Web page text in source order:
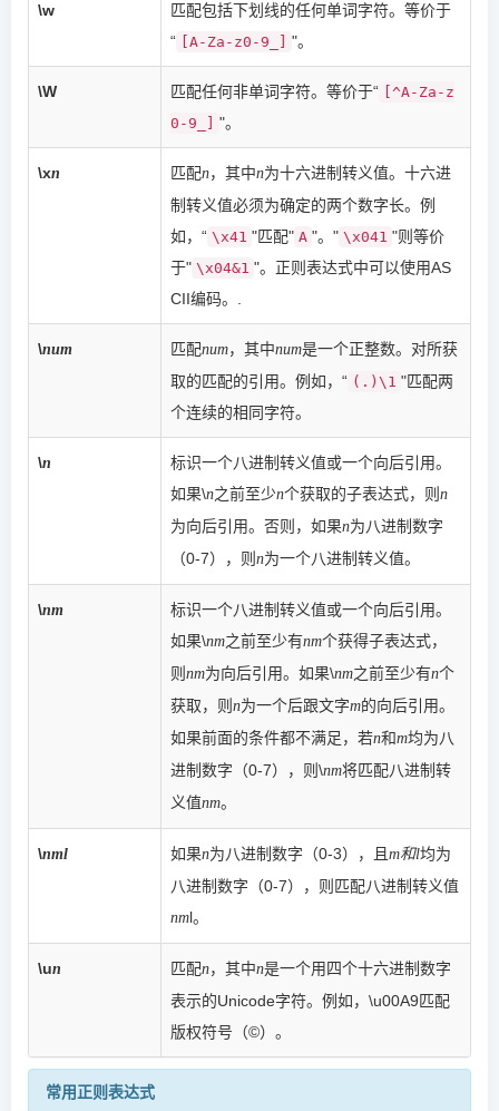
\w
匹配包括下划线的任何单词字符。等价于
“
[A-Za-z0-9_] "。
\W 匹配任何非单词字符。等价于“
[^A-Za-z
0-9_]
"。
\xn 匹配n，其中n为十六进制转义值。十六进
制转义值必须为确定的两个数字长。例
如，“ \x41 "匹配" A "。" \x041 "则等价
于" \x04&1 "。正则表达式中可以使用AS
CII编码。.
\num 匹配num，其中num是一个正整数。对所获
取的匹配的引用。例如，“ (.)\1 "匹配两
个连续的相同字符。
\n
标识一个八进制转义值或一个向后引用。
如果\n之前至少n个获取的子表达式，则 n
为向后引用。否则，如果n为八进制数字
（0-7），则 n为一个八进制转义值。
\nm
标识一个八进制转义值或一个向后引用。
如果\nm之前至少有nm个获得子表达式，
则 nm为向后引用。如果\nm之前至少有n个
获取，则 n为一个后跟文字m的向后引用。
如果前面的条件都不满足，若n和m均为八
进制数字（0-7），则\nm将匹配八进制转
义值nm。
\nml 如果n为八进制数字（0-3），且 m和l均为
八进制数字（0-7），则匹配八进制转义值
nml。
\un 匹配n，其中n是一个用四个十六进制数字
表示的Unicode字符。例如，\u00A9匹配
版权符号（©）。
常用正则表达式